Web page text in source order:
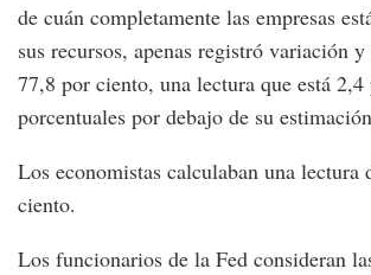
de cuán completamente las empresas
sus recursos, apenas registró variación
77,8 por ciento, una lectura que está 2,4
porcentuales por debajo de su
Los economistas calculaban una lectura
ciento.
Los funcionarios de la Fed consideran